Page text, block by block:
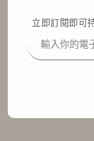
台灣
立即訂閱即可